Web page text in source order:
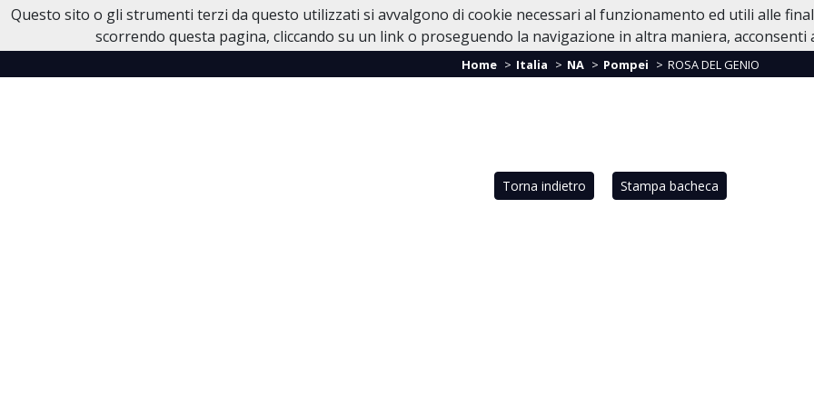
Necrologi Dell'Anno Home Casa Funeraria In Caso di
Home Italia NA Pompei ROSA DEL GENIO
Torna indietro Stampa bacheca
Questo sito o gli strumenti terzi da questo utilizzati si avvalgono di cookie necessari al funzionamento ed utili alle
scorrendo questa pagina, cliccando su un link o proseguendo la navigazione in altra maniera, acconsenti